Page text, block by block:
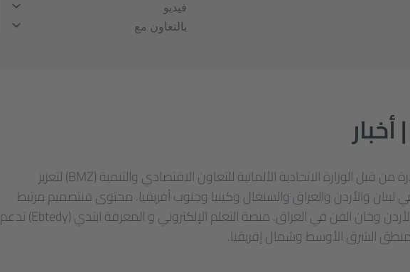
فيديو
بالتعاون مع
البرنامج جزء من مبادرة من قبل الوزارة الاتحادية الألمانية للتعاون الاقتصادي والتنمية (BMZ) لتعزيز
لبنان والأردن والعراق والسنغال وكينيا وجنوب أفريقيا. محتوى فنتصميم مرتبط
بمشروع تكوين في الأردن وخان الفن في العراق. منصة التعلم الإلكتروني و المعرفة ابتدي (Ebtedy) تدعم
منطق الشرق الأوسط وشمال إفريقيا.